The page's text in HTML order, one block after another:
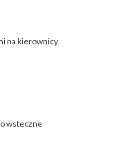
na kierownicy
wsteczne